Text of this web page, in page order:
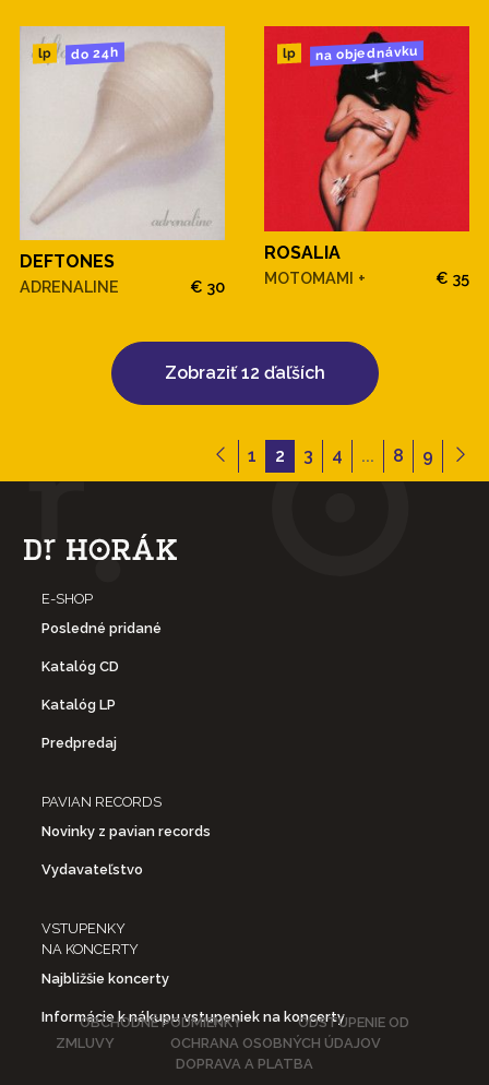
lp do 24h
DEFTONES
ADRENALINE € 30
lp na objednávku
ROSALIA
MOTOMAMI + € 35
Zobraziť 12 ďaľších
1 2 3 4 ... 8 9
E-SHOP
Posledné pridané
Katalóg CD
Katalóg LP
Predpredaj
PAVIAN RECORDS
Novinky z pavian records
Vydavateľstvo
VSTUPENKY
NA KONCERTY
Najbližšie koncerty
Informácie k nákupu vstupeniek na koncerty
OBCHODNÉ PODMIENKY
ODSTÚPENIE OD
ZMLUVY
OCHRANA OSOBNÝCH ÚDAJOV
DOPRAVA A PLATBA